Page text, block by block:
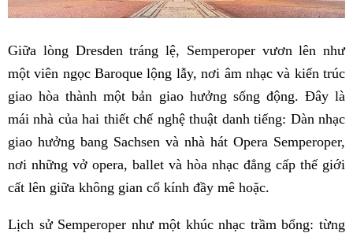
Giữa lòng Dresden tráng lệ, Semperoper vươn lên như
một viên ngọc Baroque lộng lẫy, nơi âm nhạc và kiến trúc
giao hòa thành một bản giao hưởng sống động. Đây là
mái nhà của hai thiết chế nghệ thuật danh tiếng: Dàn nhạc
giao hưởng bang Sachsen và nhà hát Opera Semperoper,
nơi những vở opera, ballet và hòa nhạc đẳng cấp thế giới
cất lên giữa không gian cổ kính đầy mê hoặc.
Lịch sử Semperoper như một khúc nhạc trầm bổng: từng